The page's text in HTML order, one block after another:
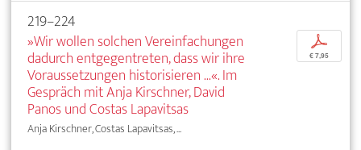
219–224
»Wir wollen solchen Vereinfachungen
dadurch entgegentreten, dass wir ihre
Voraussetzungen historisieren ...«. Im
Gespräch mit Anja Kirschner, David
Panos und Costas Lapavitsas
Anja Kirschner, Costas Lapavitsas, ...
p
€ 7,95